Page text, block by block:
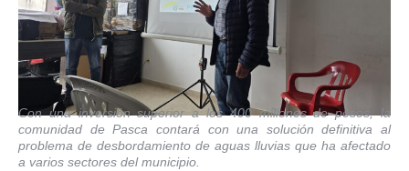
Con una inversión superior a los 400 millones de pesos, la
comunidad de Pasca contará con una solución definitiva al
problema de desbordamiento de aguas lluvias que ha afectado
a varios sectores del municipio.